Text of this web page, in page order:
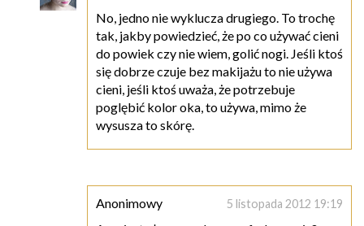
No, jedno nie wyklucza drugiego. To trochę
tak, jakby powiedzieć, że po co używać cieni
do powiek czy nie wiem, golić nogi. Jeśli ktoś
się dobrze czuje bez makijażu to nie używa
cieni, jeśli ktoś uważa, że potrzebuje
poglębić kolor oka, to używa, mimo że
wysusza to skórę.
Anonimowy 5 listopada 2012 19:19